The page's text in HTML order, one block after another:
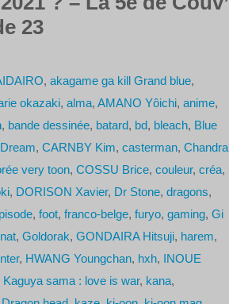
23
, akagame ga kill Grand blue,
okazaki, alma, AMANO Yôichi, anime,
, bande dessinée, batard, bd, bleach, Blue
, CARNBY Kim, casterman, Chandra
very toon, COSSU Brice, couleur, créa,
, DORISON Xavier, Dr Stone, dragons,
, foot, franco-belge, furyo, gaming, Gi
, Goldorak, GONDAIRA Hitsuji, harem,
, HWANG Youngchan, hxh,
INOUE
Kaguya sama : love is war, kana,